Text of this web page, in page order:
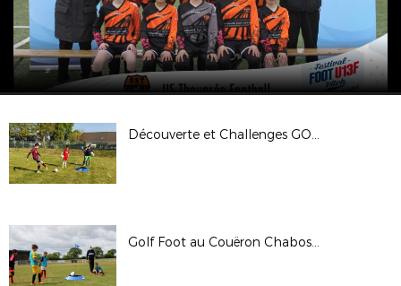
Découverte et Challenges GOLF FOOT & FUTNET
Golf Foot au Couëron Chabossière FC (05/05/21)